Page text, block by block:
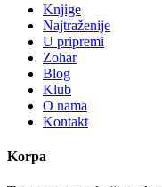
Knjige
Najtraženije
U pripremi
Zohar
Blog
Klub
O nama
Kontakt
Korpa